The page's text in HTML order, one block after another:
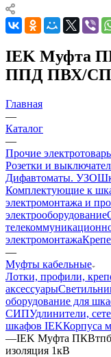
IEK Муфта
ППД ПВХ/
Главная
—
Каталог
—
Прочие
Розетки и
Дифавтоматы. УЗО
Комплектующие к
электромонтажа и
электрооборудование
электромонтажа
—
Муфты кабельные
Лотки, профили,
аксессуары
оборудование для
СИПУдлинители,
шкафов IEKКорпуса
—IEK Муфта
изоляция 1кВ